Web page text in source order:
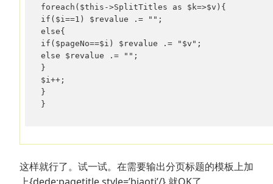
foreach($this->SplitTitles as $k=>$v){
if($i==1) $revalue .= "";
else{
if($pageNo==$i) $revalue .= "$v";
else $revalue .= "";
}
$i++;
}
}
这样就行了。试一试。在需要输出分页标题的模板上加